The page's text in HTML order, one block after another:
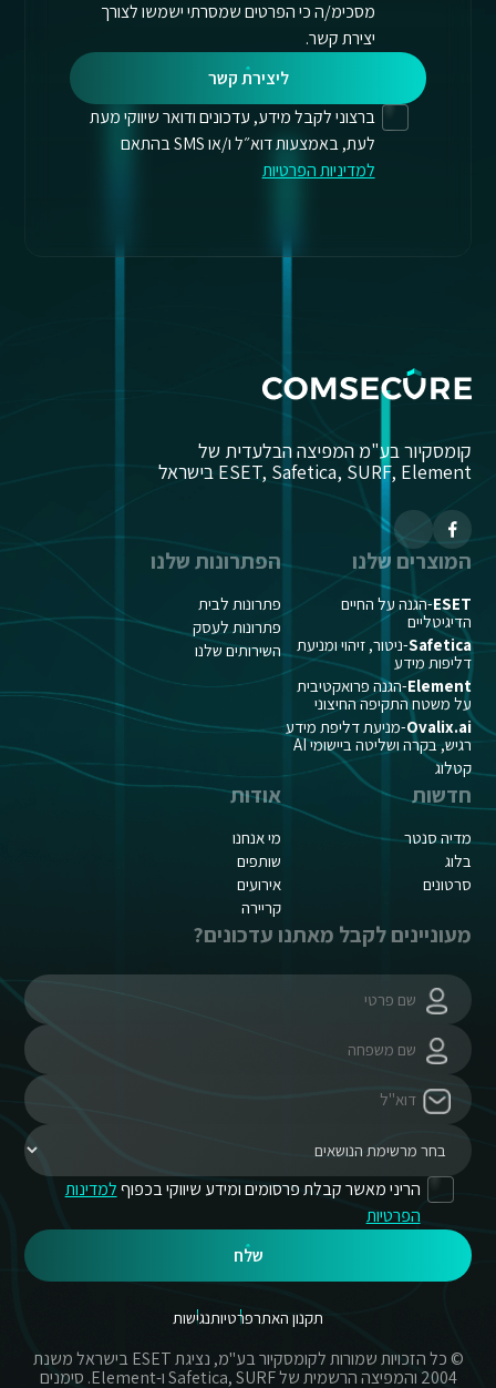
מסכימ/ה כי הפרטים שמסרתי ישמשו לצורך
יצירת קשר.
ליצירת קשר
ברצוני לקבל מידע, עדכונים ודואר שיווקי מעת
לעת, באמצעות דוא״ל ו/או SMS בהתאם
למדיניות הפרטיות
קומסקיור בע"מ המפיצה הבלעדית של
ESET, Safetica, SURF, Element בישראל
המוצרים שלנו
ESET-הגנה על החיים
הדיגיטליים
Safetica-ניטור, זיהוי ומניעת
דליפות מידע
Element-הגנה פרואקטיבית
על משטח התקיפה החיצוני
Ovalix.ai-מניעת דליפת מידע
רגיש, בקרה ושליטה ביישומי AI
קטלוג
הפתרונות שלנו
פתרונות לבית
פתרונות לעסק
השירותים שלנו
חדשות
מדיה סנטר
בלוג
סרטונים
אודות
מי אנחנו
שותפים
אירועים
קריירה
מעוניינים לקבל מאתנו עדכונים?
הריני מאשר קבלת פרסומים ומידע שיווקי בכפוףלמדינות
הפרטיות
שלח
תקנון האתרפרטיותנגישות
© כל הזכויות שמורות לקומסקיור בע"מ, נציגת ESET בישראל משנת
2004 והמפיצה הרשמית של Safetica, SURF ו-Element. סימנים